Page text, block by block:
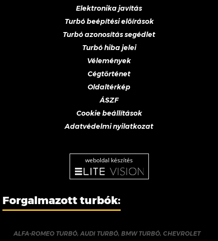
Elektronika javítás
Turbó beépítési előírások
Turbó azonosítás segédlet
Turbó hiba jelei
Vélemények
Cégtörténet
Oldaltérkép
ÁSZF
Cookie beállítások
Adatvédelmi nyilatkozat
weboldal készítés
Forgalmazott turbók:
ALFA-ROMEO TURBÓ,AUDI TURBÓ, BMW TURBÓ, CHEVROLET